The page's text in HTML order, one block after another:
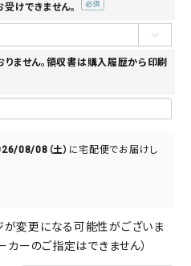
けできません。
ません。領収書は購入履歴から印刷
08/08（土） に宅配便でお届けし
変更になる可能性がございま
カーのご指定はできません）